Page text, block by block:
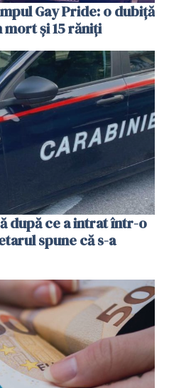
Gay Pride: o dubiță
mort și 15 răniți
după ce a intrat într-o
spune că s-a